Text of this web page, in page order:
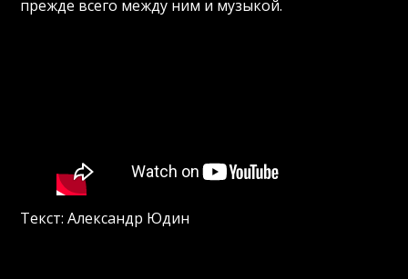
прежде всего между ним и музыкой.
Текст: Александр Юдин